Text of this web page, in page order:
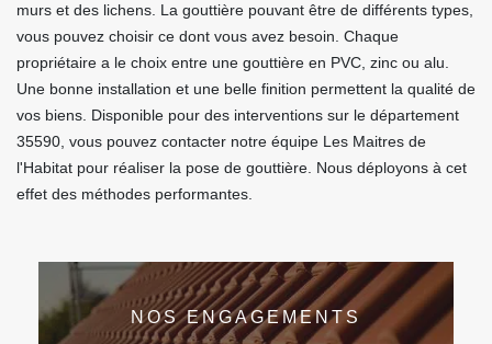
murs et des lichens. La gouttière pouvant être de différents types,
vous pouvez choisir ce dont vous avez besoin. Chaque
propriétaire a le choix entre une gouttière en PVC, zinc ou alu.
Une bonne installation et une belle finition permettent la qualité de
vos biens. Disponible pour des interventions sur le département
35590, vous pouvez contacter notre équipe Les Maitres de
l'Habitat pour réaliser la pose de gouttière. Nous déployons à cet
effet des méthodes performantes.
NOS ENGAGEMENTS